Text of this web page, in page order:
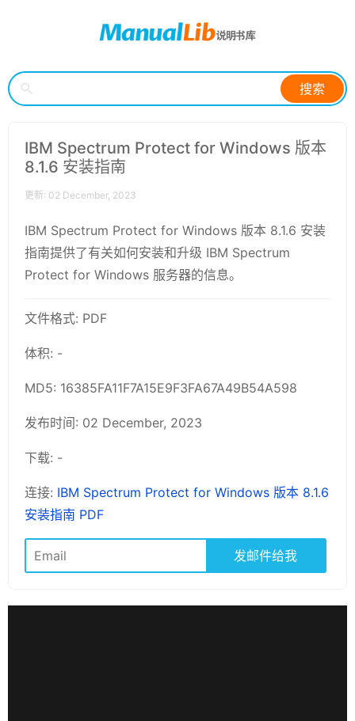
搜索
IBM Spectrum Protect for Windows 版本
8.1.6 安装指南
更新: 02 December, 2023
IBM Spectrum Protect for Windows 版本 8.1.6 安装
指南提供了有关如何安装和升级 IBM Spectrum
Protect for Windows 服务器的信息。
文件格式: PDF
体积: -
MD5: 16385FA11F7A15E9F3FA67A49B54A598
发布时间: 02 December, 2023
下载: -
连接: IBM Spectrum Protect for Windows 版本 8.1.6
安装指南 PDF
发邮件给我